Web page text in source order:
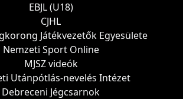
EBJL (U18)
CJHL
Játékvezetők Egyesülete
Nemzeti Sport Online
MJSZ videók
Utánpótlás-nevelés Intézet
Debreceni Jégcsarnok